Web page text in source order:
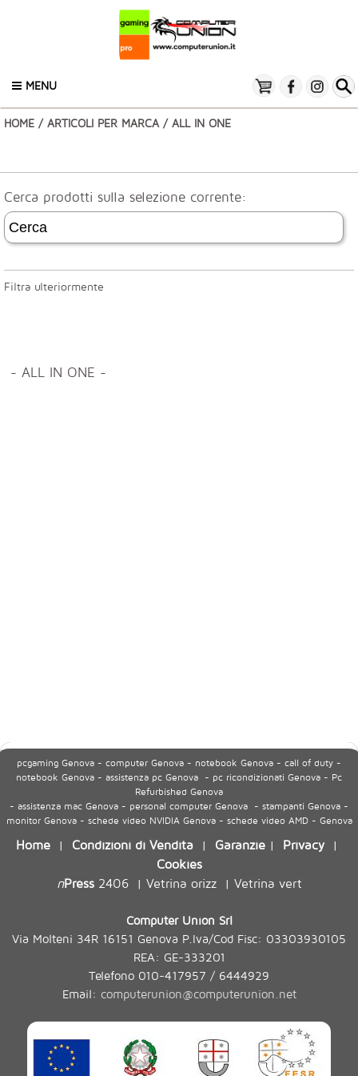
MENU
HOME / ARTICOLI PER MARCA / ALL IN ONE
Cerca prodotti sulla selezione corrente:
Filtra ulteriormente
- ALL IN ONE -
pcgaming Genova - computer Genova - notebook Genova - call of duty -
notebook Genova - assistenza pc Genova - pc ricondizionati Genova - Pc
Refurbished Genova
- assistenza mac Genova - personal computer Genova - stampanti Genova -
monitor Genova - schede video NVIDIA Genova - schede video AMD - Genova
Home | Condizioni di Vendita | Garanzie | Privacy|
Cookies
nPress2406| Vetrina orizz| Vetrina vert
Computer Union Srl
Via Molteni 34R 16151 Genova P.Iva/Cod Fisc: 03303930105
REA: GE-333201
Telefono 010-417957 / 6444929
Email: computerunion@computerunion.net